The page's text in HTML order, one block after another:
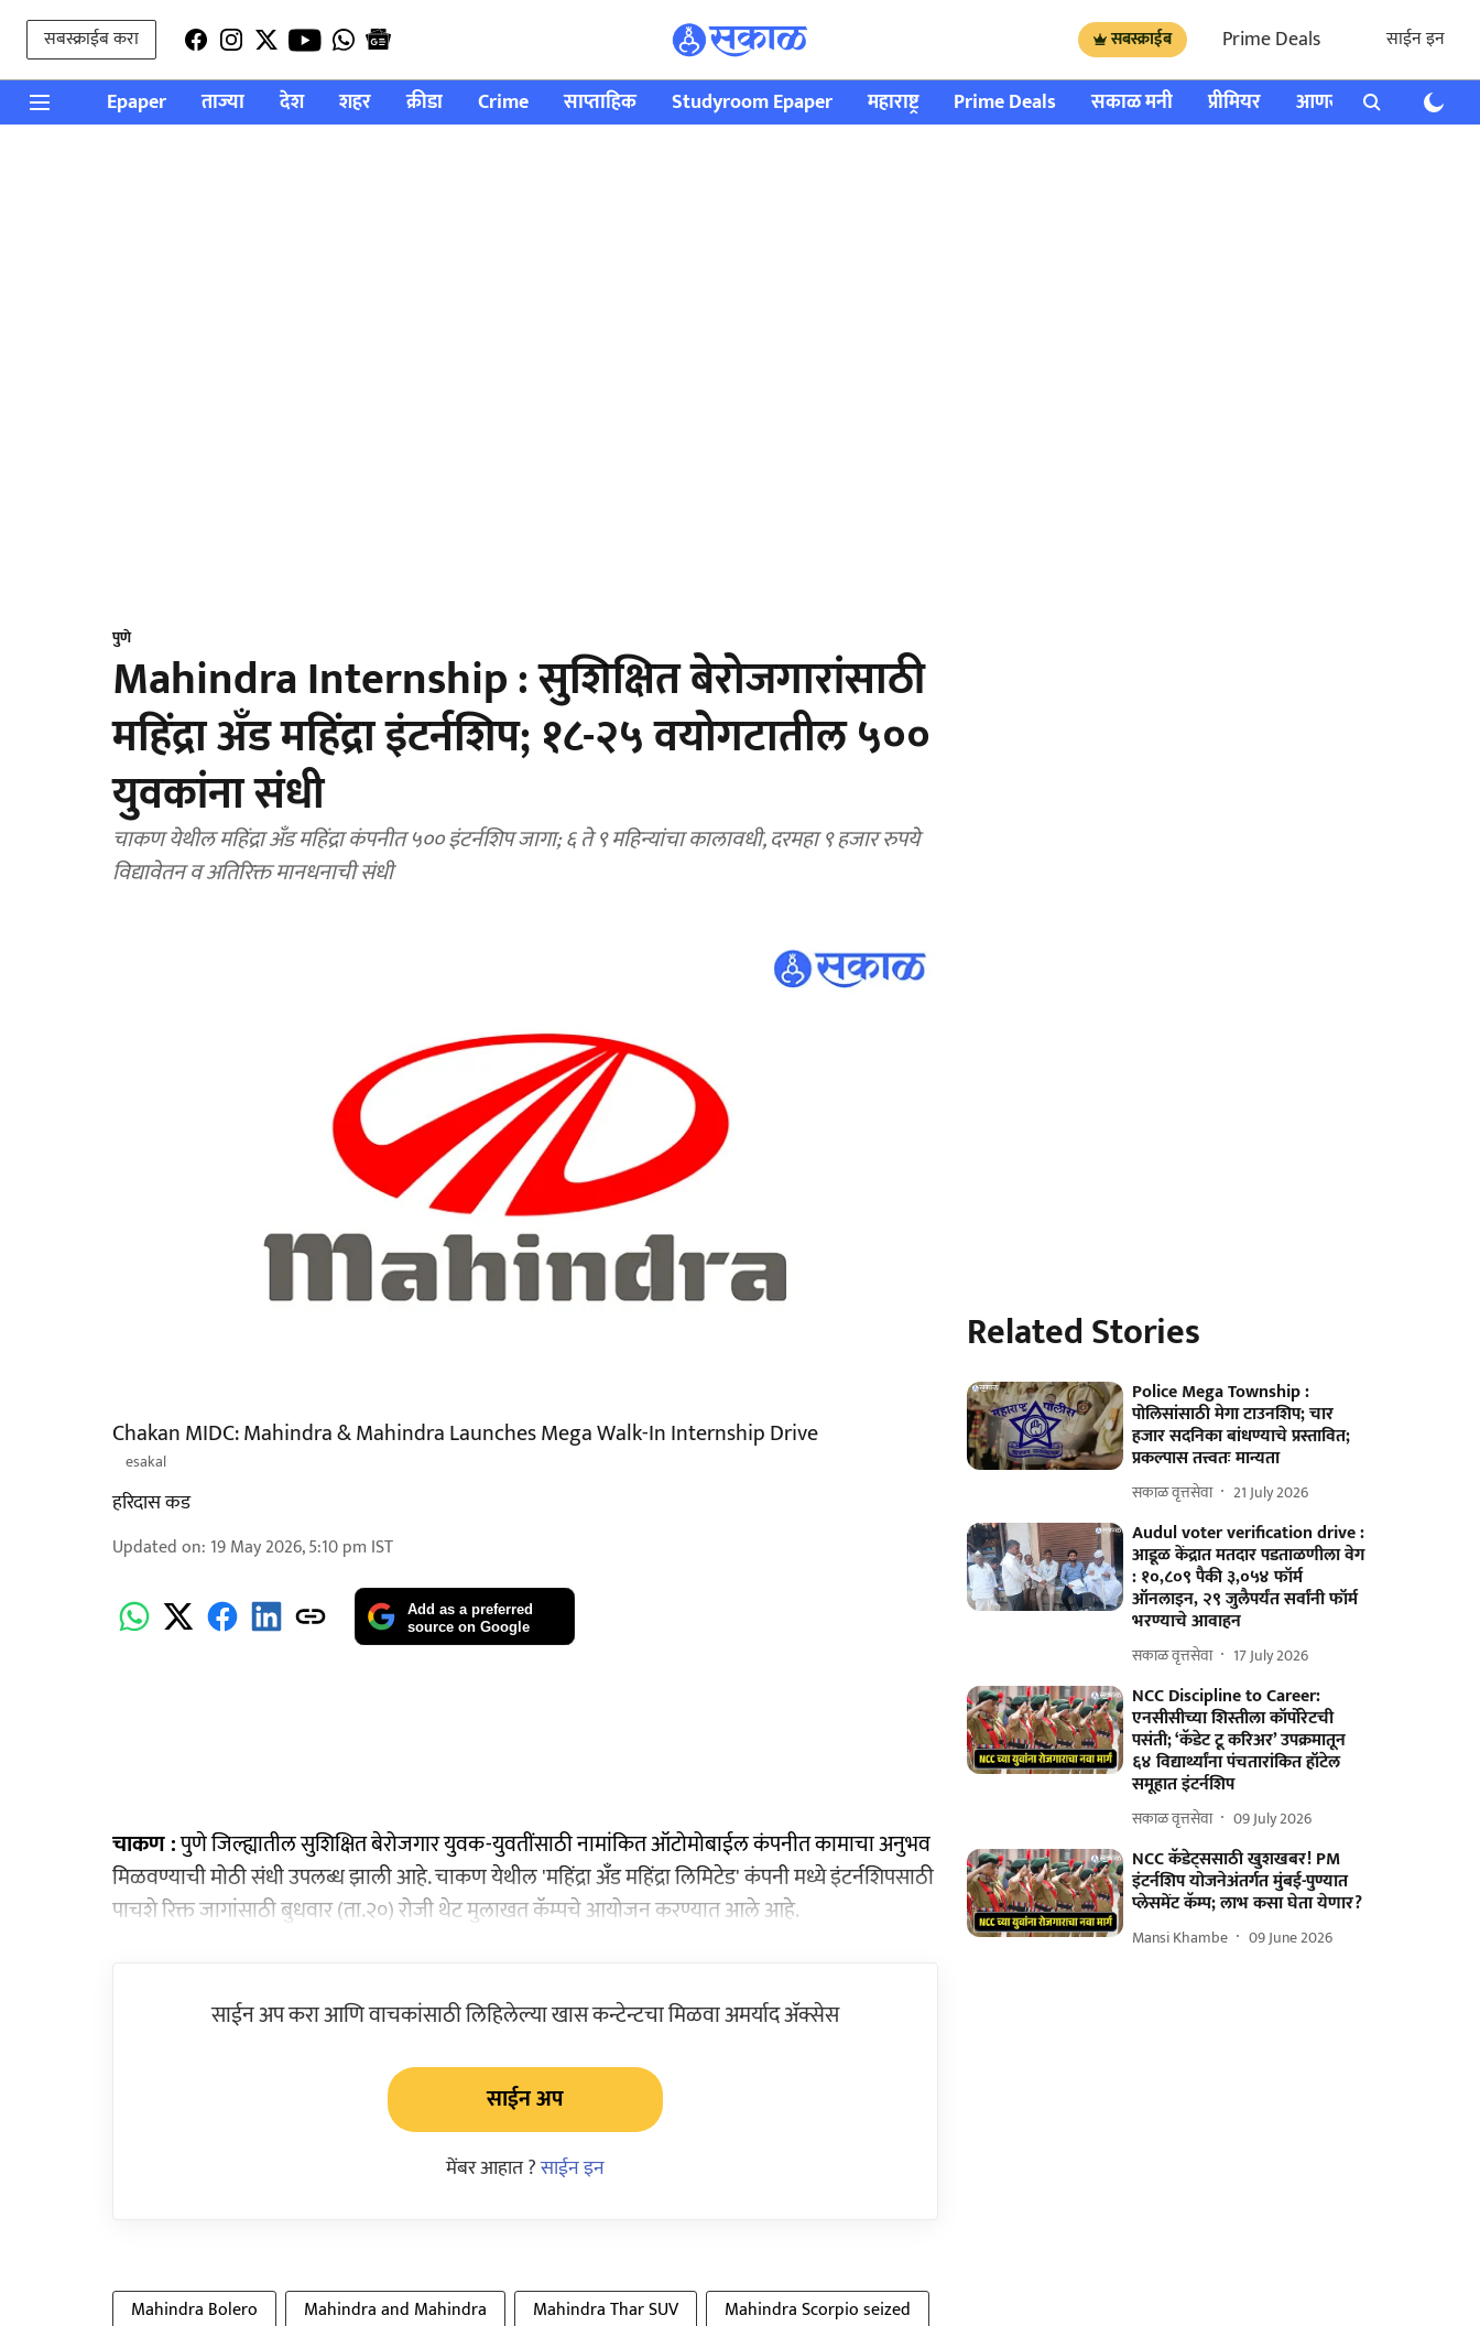
सबस्क्राईब करा सबस्क्राईब Prime Deals साईन इन
Epaper ताज्या देश शहर क्रीडा Crime साप्ताहिक Studyroom Epaper महाराष्ट्र Prime Deals सकाळ मनी प्रीमियर आणखी राशी भविष्य
पुणे
Mahindra Internship : सुशिक्षित बेरोजगारांसाठी
महिंद्रा अँड महिंद्रा इंटर्नशिप; १८-२५ वयोगटातील ५००
युवकांना संधी
चाकण येथील महिंद्रा अँड महिंद्रा कंपनीत ५०० इंटर्नशिप जागा; ६ ते ९ महिन्यांचा कालावधी, दरमहा ९ हजार रुपये
विद्यावेतन व अतिरिक्त मानधनाची संधी
Chakan MIDC: Mahindra & Mahindra Launches Mega Walk-In Internship Drive
esakal
हरिदास कड
Updated on: 19 May 2026, 5:10 pm IST
Add as a preferred
source on Google
चाकण :पुणे जिल्ह्यातील सुशिक्षित बेरोजगार युवक-युवतींसाठी नामांकित ऑटोमोबाईल कंपनीत कामाचा अनुभव
मिळवण्याची मोठी संधी उपलब्ध झाली आहे. चाकण येथील 'महिंद्रा अँड महिंद्रा लिमिटेड' कंपनी मध्ये इंटर्नशिपसाठी
पाचशे रिक्त जागांसाठी बुधवार (ता.२०) रोजी थेट मुलाखत कॅम्पचे आयोजन करण्यात आले आहे.
साईन अप करा आणि वाचकांसाठी लिहिलेल्या खास कन्टेन्टचा मिळवा अमर्याद ॲक्सेस
साईन अप
मेंबर आहात ?साईन इन
Mahindra Bolero Mahindra and Mahindra Mahindra Thar SUV
Mahindra Scorpio seized
Related Stories
Police Mega Township :
पोलिसांसाठी मेगा टाउनशिप; चार
हजार सदनिका बांधण्याचे प्रस्तावित;
प्रकल्पास तत्त्वतः मान्यता
सकाळ वृत्तसेवा 21 July 2026
Audul voter verification drive :
आडूळ केंद्रात मतदार पडताळणीला वेग
: १०,८०९ पैकी ३,०५४ फॉर्म
ऑनलाइन, २९ जुलैपर्यंत सर्वांनी फॉर्म
भरण्याचे आवाहन
सकाळ वृत्तसेवा 17 July 2026
NCC Discipline to Career:
एनसीसीच्या शिस्तीला कॉर्पोरेटची
पसंती; ‘कॅडेट टू करिअर’ उपक्रमातून
६४ विद्यार्थ्यांना पंचतारांकित हॉटेल
समूहात इंटर्नशिप
सकाळ वृत्तसेवा 09 July 2026
NCC कॅडेट्ससाठी खुशखबर! PM
इंटर्नशिप योजनेअंतर्गत मुंबई-पुण्यात
प्लेसमेंट कॅम्प; लाभ कसा घेता येणार?
Mansi Khambe 09 June 2026